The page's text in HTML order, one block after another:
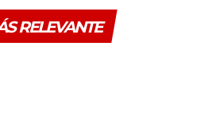
RELEVANTE